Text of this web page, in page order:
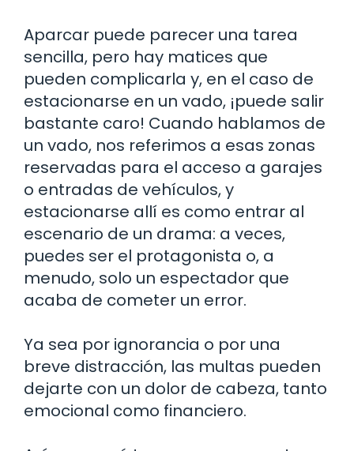
Aparcar puede parecer una tarea
sencilla, pero hay matices que
pueden complicarla y, en el caso de
estacionarse en un vado, ¡puede salir
bastante caro! Cuando hablamos de
un vado, nos referimos a esas zonas
reservadas para el acceso a garajes
o entradas de vehículos, y
estacionarse allí es como entrar al
escenario de un drama: a veces,
puedes ser el protagonista o, a
menudo, solo un espectador que
acaba de cometer un error.
Ya sea por ignorancia o por una
breve distracción, las multas pueden
dejarte con un dolor de cabeza, tanto
emocional como financiero.